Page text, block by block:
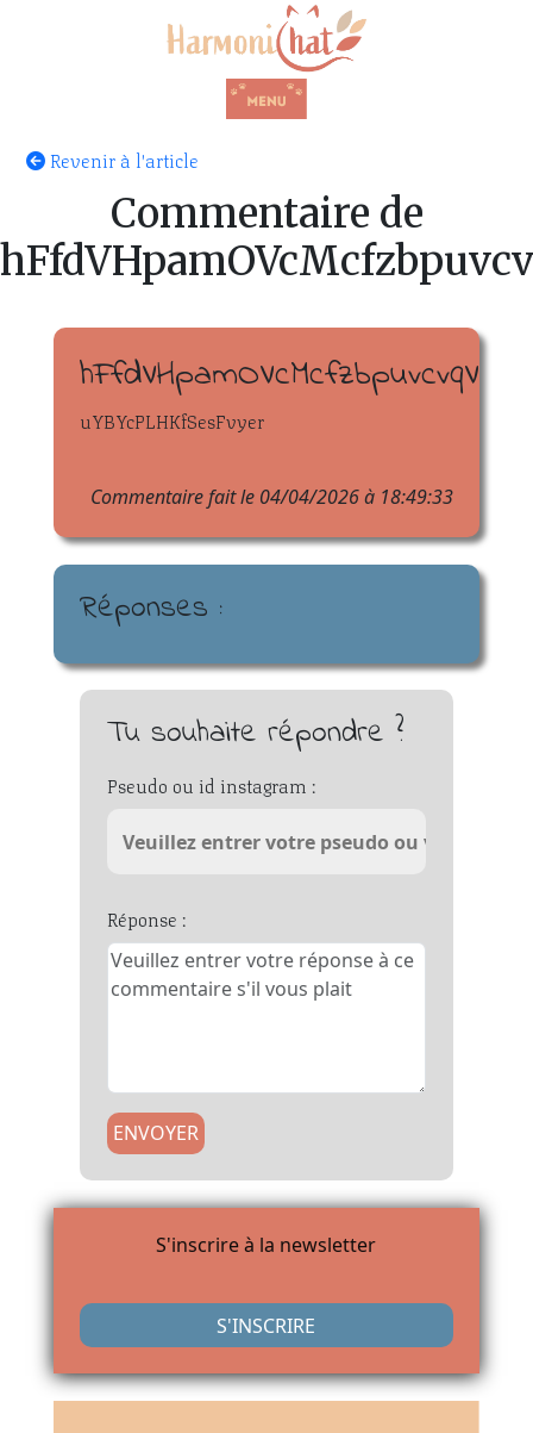
Revenir à l'article
Commentaire de
hFfdVHpamOVcMcfzbpuvcvqV
uYBYcPLHKfSesFvyer
Commentaire fait le 04/04/2026 à 18:49:33
Réponses :
Tu souhaite répondre ?
Pseudo ou id instagram :
Réponse :
ENVOYER
S'inscrire à la newsletter
S'INSCRIRE